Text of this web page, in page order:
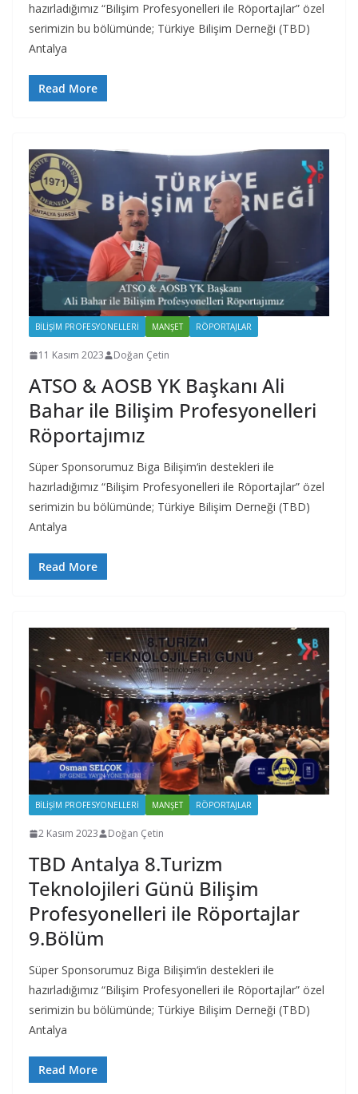
hazırladığımız “Bilişim Profesyonelleri ile Röportajlar” özel
serimizin bu bölümünde; Türkiye Bilişim Derneği (TBD)
Antalya
Read More
BILIŞIM PROFESYONELLERI MANŞET RÖPORTAJLAR
11 Kasım 2023 Doğan Çetin
ATSO & AOSB YK Başkanı Ali
Bahar ile Bilişim Profesyonelleri
Röportajımız
Süper Sponsorumuz Biga Bilişim‘in destekleri ile
hazırladığımız “Bilişim Profesyonelleri ile Röportajlar” özel
serimizin bu bölümünde; Türkiye Bilişim Derneği (TBD)
Antalya
Read More
BILIŞIM PROFESYONELLERI MANŞET RÖPORTAJLAR
2 Kasım 2023 Doğan Çetin
TBD Antalya 8.Turizm
Teknolojileri Günü Bilişim
Profesyonelleri ile Röportajlar
9.Bölüm
Süper Sponsorumuz Biga Bilişim‘in destekleri ile
hazırladığımız “Bilişim Profesyonelleri ile Röportajlar” özel
serimizin bu bölümünde; Türkiye Bilişim Derneği (TBD)
Antalya
Read More